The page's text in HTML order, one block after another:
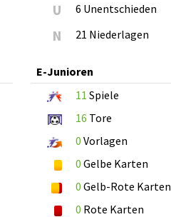
U 6 Unentschieden
N 21 Niederlagen
E-Junioren
11 Spiele
16 Tore
0 Vorlagen
0 Gelbe Karten
0 Gelb-Rote Karten
0 Rote Karten